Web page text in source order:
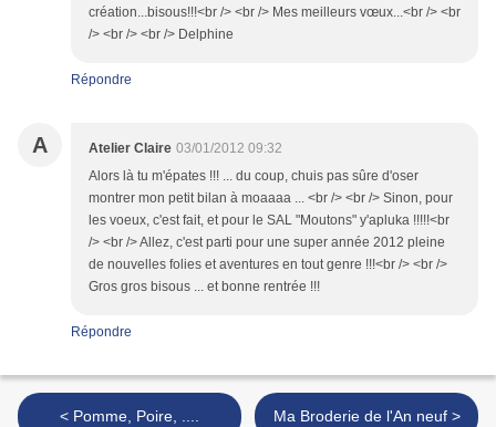
création...bisous!!!<br /> <br /> Mes meilleurs vœux...<br /> <br
/> <br /> <br /> Delphine
Répondre
A Atelier Claire 03/01/2012 09:32
Alors là tu m'épates !!! ... du coup, chuis pas sûre d'oser
montrer mon petit bilan à moaaaa ... <br /> <br /> Sinon, pour
les voeux, c'est fait, et pour le SAL "Moutons" y'apluka !!!!!<br
/> <br /> Allez, c'est parti pour une super année 2012 pleine
de nouvelles folies et aventures en tout genre !!!<br /> <br />
Gros gros bisous ... et bonne rentrée !!!
Répondre
< Pomme, Poire, .... Ma Broderie de l'An neuf >